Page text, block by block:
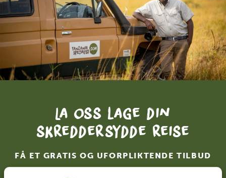
La oss lage din
skreddersydde reise
FÅ ET GRATIS OG UFORPLIKTENDE TILBUD